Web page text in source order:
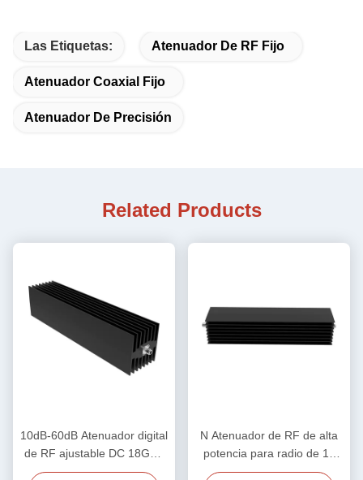
Las Etiquetas: Atenuador De RF Fijo
Atenuador Coaxial Fijo
Atenuador De Precisión
Related Products
10dB-60dB Atenuador digital
de RF ajustable DC 18GHz
600W N Hombre N Hombre
N Atenuador de RF de alta
potencia para radio de 18
GHz 500w